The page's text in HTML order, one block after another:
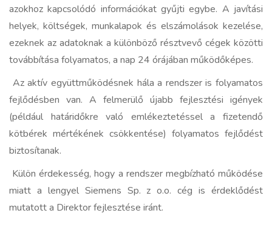
azokhoz kapcsolódó információkat gyűjti egybe. A javítási
helyek, költségek, munkalapok és elszámolások kezelése,
ezeknek az adatoknak a különböző résztvevő cégek közötti
továbbítása folyamatos, a nap 24 órájában működőképes.
Az aktív együttműködésnek hála a rendszer is folyamatos
fejlődésben van. A felmerülő újabb fejlesztési igények
(például határidőkre való emlékeztetéssel a fizetendő
kötbérek mértékének csökkentése) folyamatos fejlődést
biztosítanak.
Külön érdekesség, hogy a rendszer megbízható működése
miatt a lengyel Siemens Sp. z o.o. cég is érdeklődést
mutatott a Direktor fejlesztése iránt.